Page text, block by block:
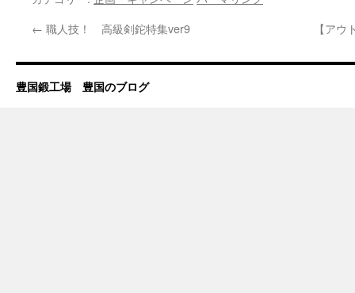
← 職人技！ 高級剣鉈特集ver9 【ア
豊国鍛工場 豊国のブログ